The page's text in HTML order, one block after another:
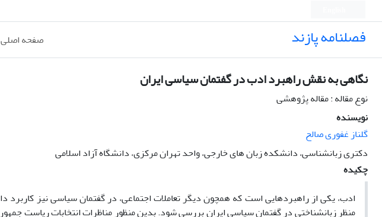
فصلنامه پازند صفحه اصلی
نگاهی به نقش راهبرد ادب در گفتمان سیاسی ایران
نوع مقاله : مقاله پژوهشی
نویسنده
گلناز غفوری صالح
دکتری زبانشناسی، دانشکده زبان های خارجی، واحد تهران مرکزی، دانشگاه آزاد اسلامی
چکیده
ادب، یکی از راهبردهایی است که همچون دیگر تعاملات اجتماعی، در گفتمان سیاسی نیز